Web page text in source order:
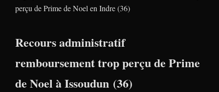
perçu de Prime de Noel en Indre (36)
Recours administratif
remboursement trop perçu de Prime
de Noel à Issoudun (36)